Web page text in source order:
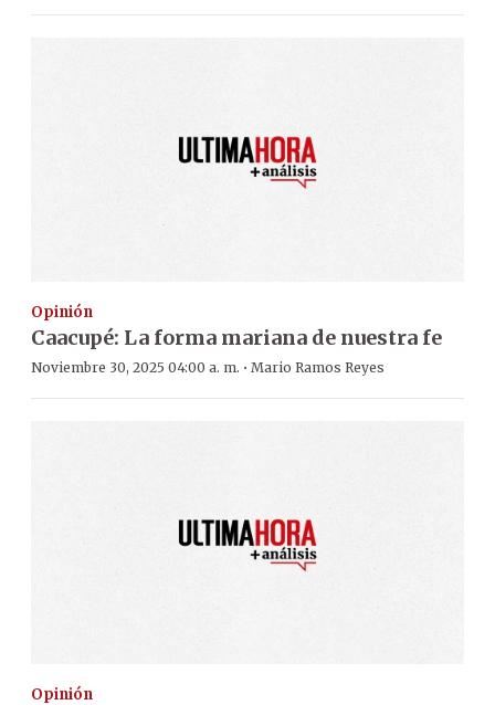
Opinión
Caacupé: La forma mariana de nuestra fe
Noviembre 30, 2025 04:00 a. m. · Mario Ramos Reyes
Opinión